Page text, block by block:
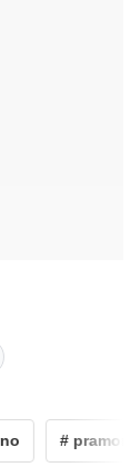
# pramono